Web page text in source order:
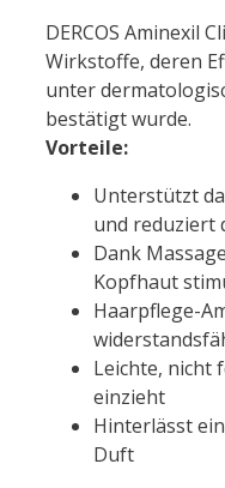
DERCOS Aminexil
Wirkstoffe, deren
unter
bestätigt wurde.
Vorteile:
Unterstützt
und reduziert
Dank
Kopfhaut
Haarpflege-
Leichte, nicht
einzieht
Hinterlässt
Duft